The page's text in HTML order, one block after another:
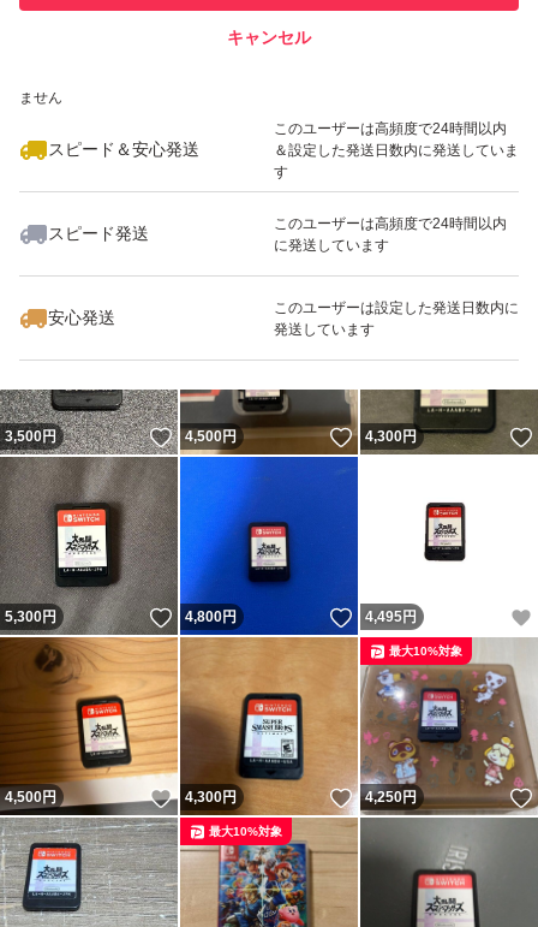
ません
スピード＆安心発送
このユーザーは高頻度で24時間以内
＆設定した発送日数内に発送していま
す
スピード発送
このユーザーは高頻度で24時間以内
に発送しています
安心発送
このユーザーは設定した発送日数内に
発送しています
キャンセル
いいね！
4,400
3,500円 いいね！
4,500円 いいね！
4,300円
5,300円 いいね！
4,800円 いいね！
4,495円
4,500円 いいね！
4,300円 いいね！
4,250円
最大10%対象
最大10%対象